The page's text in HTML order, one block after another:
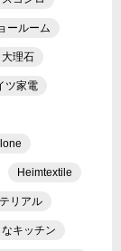
ールーム
大理石
ツ家電
Heimtextile
リアル
キッチン